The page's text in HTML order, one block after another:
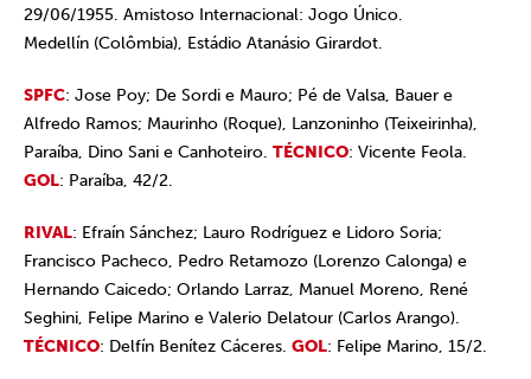
29/06/1955. Amistoso Internacional: Jogo Único.
Medellín (Colômbia), Estádio Atanásio Girardot.
SPFC: Jose Poy; De Sordi e Mauro; Pé de Valsa, Bauer e
Alfredo Ramos; Maurinho (Roque), Lanzoninho (Teixeirinha),
Paraíba, Dino Sani e Canhoteiro. TÉCNICO: Vicente Feola.
GOL: Paraíba, 42/2.
RIVAL: Efraín Sánchez; Lauro Rodríguez e Lidoro Soria;
Francisco Pacheco, Pedro Retamozo (Lorenzo Calonga) e
Hernando Caicedo; Orlando Larraz, Manuel Moreno, René
Seghini, Felipe Marino e Valerio Delatour (Carlos Arango).
TÉCNICO: Delfín Benítez Cáceres. GOL: Felipe Marino, 15/2.